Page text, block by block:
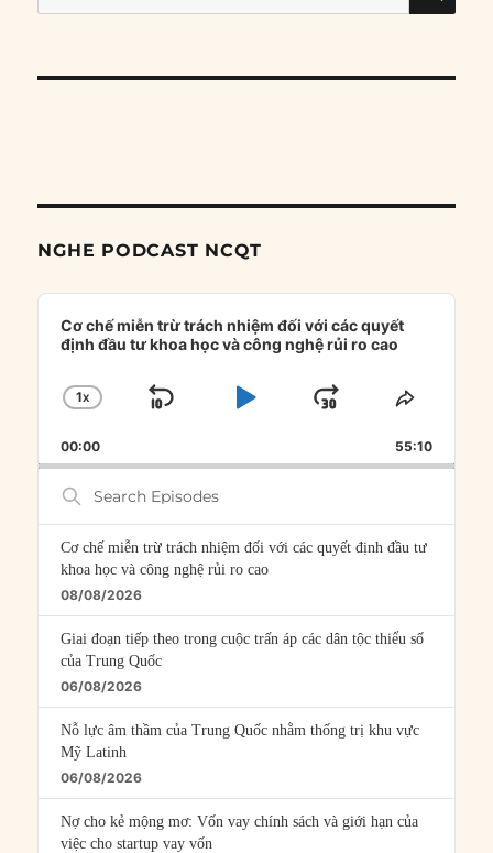
for:
NGHE PODCAST NCQT
Audio
Player
Cơ chế miễn trừ trách nhiệm đối với các quyết
định đầu tư khoa học và công nghệ rủi ro cao
CHANGE
RATE
1X
SKIP
PLAYJUMP
FORWARD
SHARE
00:00 55:10
Search
Episodes
Cơ chế miễn trừ trách nhiệm đối với các quyết định đầu tư
khoa học và công nghệ rủi ro cao
08/08/2026
Giai đoạn tiếp theo trong cuộc trấn áp các dân tộc thiểu số
của Trung Quốc
06/08/2026
Nỗ lực âm thầm của Trung Quốc nhằm thống trị khu vực
Mỹ Latinh
06/08/2026
Nợ cho kẻ mộng mơ: Vốn vay chính sách và giới hạn của
việc cho startup vay vốn